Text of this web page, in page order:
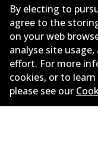
ติดต่อ
นโยบายความเป็นส่
การรับประกัน
ข้อกำหนดและเงื่อน
นโยบายการแจ้งเบา
By electing to
agree to the
on your web
analyse site
effort. For more
cookies, or to
please see our